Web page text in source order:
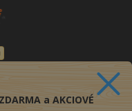
a AKCIOVÉ